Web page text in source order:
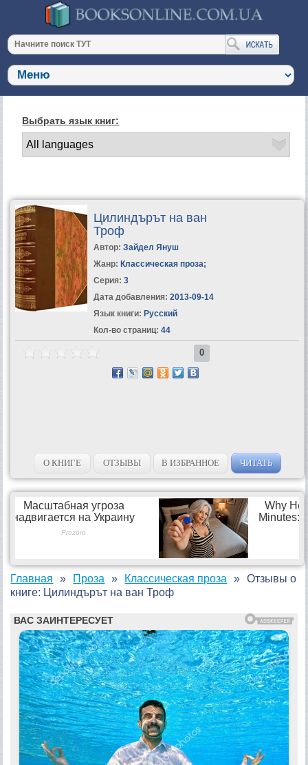
Выбрать язык книг:
Цилиндърът на ван
Троф
Автор: Зайдел Януш
Жанр: Классическая проза;
Серия: 3
Дата добавления: 2013-09-14
Язык книги: Русский
Кол-во страниц: 44
0
О КНИГЕ ОТЗЫВЫ В ИЗБРАННОЕ ЧИТАТЬ
Главная Проза Классическая проза
Отзывы о
книге: Цилиндърът на ван Троф